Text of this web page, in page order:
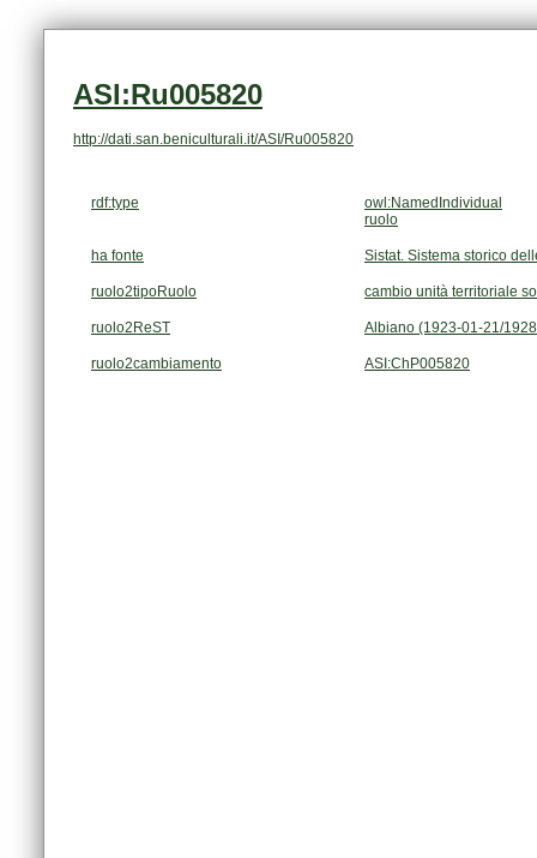
ASI:Ru005820
http://dati.san.beniculturali.it/ASI/Ru005820
rdf:type
owl:NamedIndividual
ruolo
ha fonte Sistat. Sistema storico
ruolo2tipoRuolo cambio unità territoriale
ruolo2ReST Albiano (1923-01-21/
ruolo2cambiamento ASI:ChP005820